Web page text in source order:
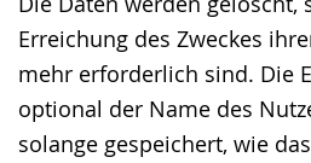
Erreichung des Zweckes
mehr erforderlich sind. Die
optional der Name des
solange gespeichert, wie